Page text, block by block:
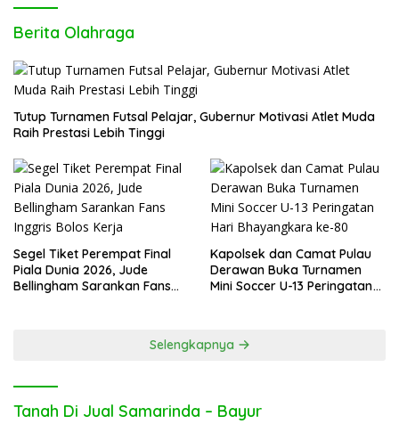
Berita Olahraga
Tutup Turnamen Futsal Pelajar, Gubernur Motivasi Atlet Muda
Raih Prestasi Lebih Tinggi
Segel Tiket Perempat Final
Piala Dunia 2026, Jude
Bellingham Sarankan Fans
Kapolsek dan Camat Pulau
Derawan Buka Turnamen
Mini Soccer U-13 Peringatan
Selengkapnya
Tanah Di Jual Samarinda – Bayur